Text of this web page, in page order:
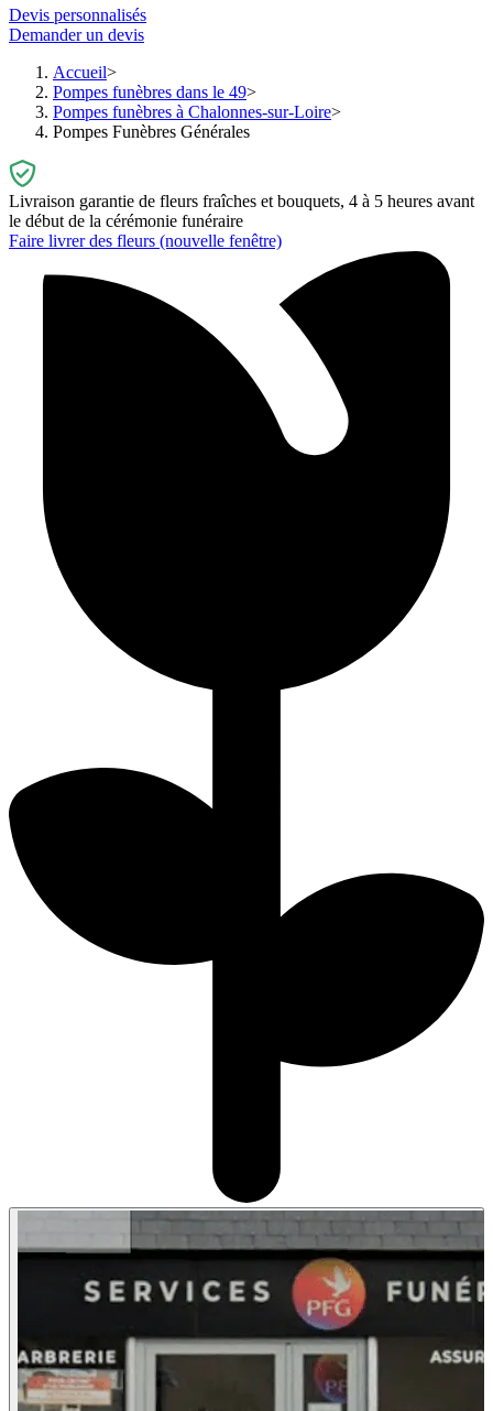
Devis personnalisés
Demander un devis
Accueil
Pompes funèbres dans le 49
Pompes funèbres à Chalonnes-sur-Loire
Pompes Funèbres Générales
Livraison garantie de fleurs fraîches et bouquets, 4 à 5 heures avant
le début de la cérémonie funéraire
Faire livrer des fleurs (nouvelle fenêtre)